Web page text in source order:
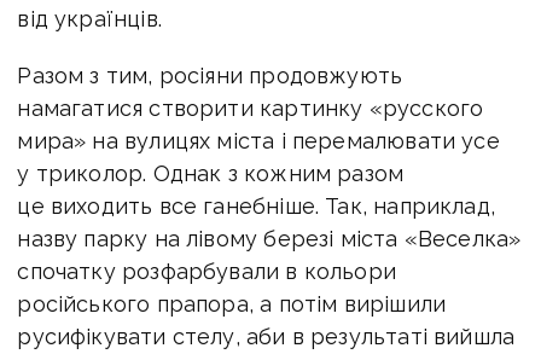
від українців.
Разом з тим, росіяни продовжують
намагатися створити картинку «русского
мира» на вулицях міста і перемалювати усе
у триколор. Однак з кожним разом
це виходить все ганебніше. Так, наприклад,
назву парку на лівому березі міста «Веселка»
спочатку розфарбували в кольори
російського прапора, а потім вирішили
русифікувати стелу, аби в результаті вийшла